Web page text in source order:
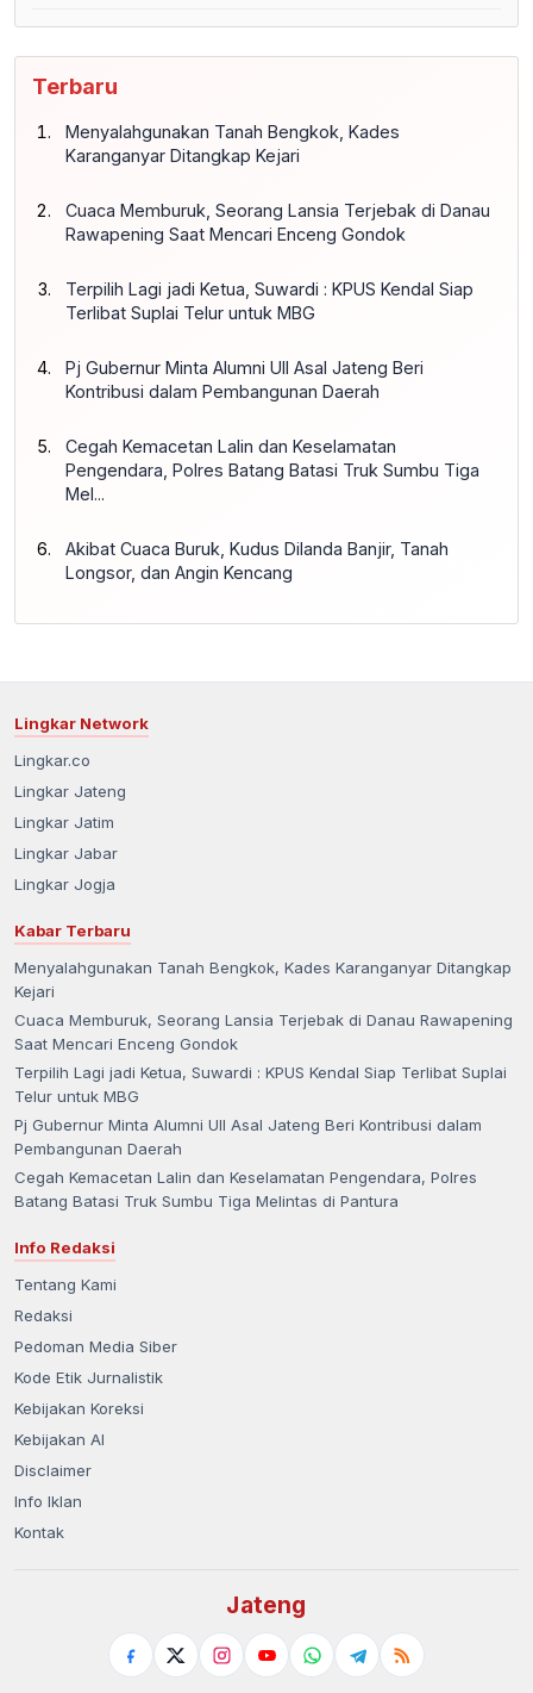
Terbaru
Menyalahgunakan Tanah Bengkok, Kades
Karanganyar Ditangkap Kejari
Cuaca Memburuk, Seorang Lansia Terjebak di Danau
Rawapening Saat Mencari Enceng Gondok
Terpilih Lagi jadi Ketua, Suwardi : KPUS Kendal Siap
Terlibat Suplai Telur untuk MBG
Pj Gubernur Minta Alumni UII Asal Jateng Beri
Kontribusi dalam Pembangunan Daerah
Cegah Kemacetan Lalin dan Keselamatan
Pengendara, Polres Batang Batasi Truk Sumbu Tiga
Mel...
Akibat Cuaca Buruk, Kudus Dilanda Banjir, Tanah
Longsor, dan Angin Kencang
Lingkar Network
Lingkar.co
Lingkar Jateng
Lingkar Jatim
Lingkar Jabar
Lingkar Jogja
Kabar Terbaru
Menyalahgunakan Tanah Bengkok, Kades Karanganyar Ditangkap
Kejari
Cuaca Memburuk, Seorang Lansia Terjebak di Danau Rawapening
Saat Mencari Enceng Gondok
Terpilih Lagi jadi Ketua, Suwardi : KPUS Kendal Siap Terlibat Suplai
Telur untuk MBG
Pj Gubernur Minta Alumni UII Asal Jateng Beri Kontribusi dalam
Pembangunan Daerah
Cegah Kemacetan Lalin dan Keselamatan Pengendara, Polres
Batang Batasi Truk Sumbu Tiga Melintas di Pantura
Info Redaksi
Tentang Kami
Redaksi
Pedoman Media Siber
Kode Etik Jurnalistik
Kebijakan Koreksi
Kebijakan AI
Disclaimer
Info Iklan
Kontak
Jateng